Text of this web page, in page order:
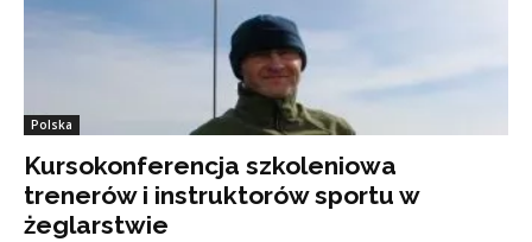
Polska
Kursokonferencja szkoleniowa
trenerów i instruktorów sportu w
żeglarstwie